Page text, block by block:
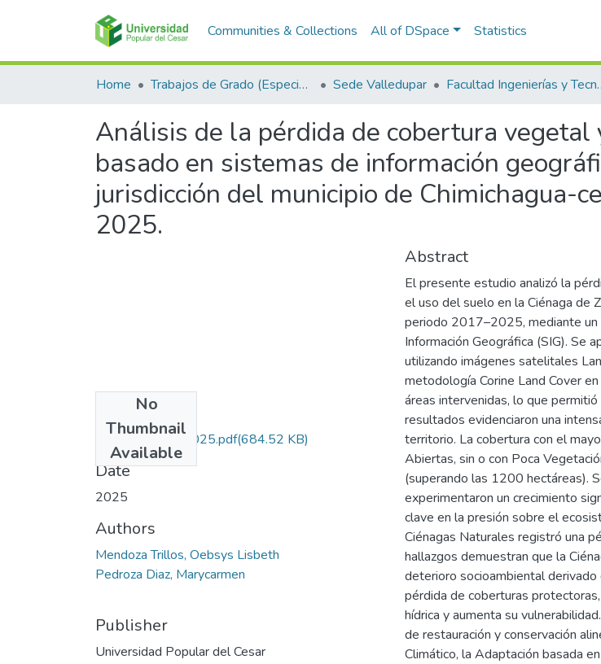
Communities & Collections All of DSpace Statistics
Home Trabajos de Grado (Especializaciones y Pregrados) Sede Valledupar Facultad
Análisis de la pérdida de cobertura vegetal
basado en sistemas de información
jurisdicción del municipio de Chimichagua-
2025.
No
Thumbnail
Available
MendozaTrillos.2025.pdf(684.52 KB)
Date
2025
Authors
Mendoza Trillos, Oebsys Lisbeth
Pedroza Diaz, Marycarmen
Publisher
Universidad Popular del Cesar
Abstract
El presente estudio analizó la
el uso del suelo en la Ciénaga de
periodo 2017–2025, mediante
Información Geográfica (SIG). Se
utilizando imágenes satelitales
metodología Corine Land Cover
áreas intervenidas, lo que
resultados evidenciaron una
territorio. La cobertura con el
Abiertas, sin o con Poca
(superando las 1200 hectáreas).
experimentaron un crecimiento
clave en la presión sobre el
Ciénagas Naturales registró una
hallazgos demuestran que la
deterioro socioambiental
pérdida de coberturas
hídrica y aumenta su
de restauración y conservación
Climático, la Adaptación basada